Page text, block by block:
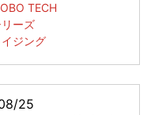
TECH
ーズ
ジング
25